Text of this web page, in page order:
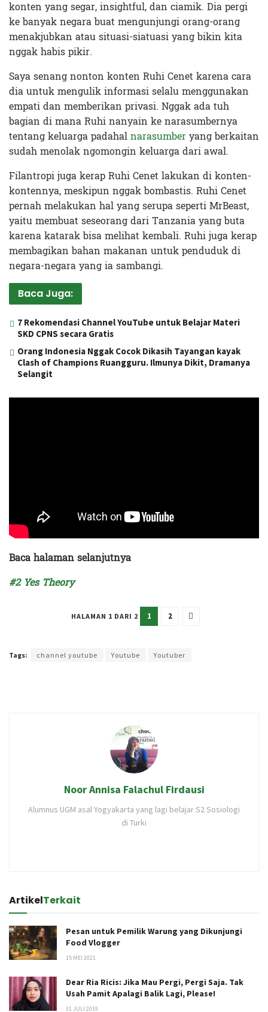
konten yang segar, insightful, dan ciamik. Dia pergi
ke banyak negara buat mengunjungi orang-orang
menakjubkan atau situasi-siatuasi yang bikin kita
nggak habis pikir.
Saya senang nonton konten Ruhi Cenet karena cara
dia untuk mengulik informasi selalu menggunakan
empati dan memberikan privasi. Nggak ada tuh
bagian di mana Ruhi nanyain ke narasumbernya
tentang keluarga padahalnarasumberyang berkaitan
sudah menolak ngomongin keluarga dari awal.
Filantropi juga kerap Ruhi Cenet lakukan di konten-
kontennya, meskipun nggak bombastis. Ruhi Cenet
pernah melakukan hal yang serupa seperti MrBeast,
yaitu membuat seseorang dari Tanzania yang buta
karena katarak bisa melihat kembali. Ruhi juga kerap
membagikan bahan makanan untuk penduduk di
negara-negara yang ia sambangi.
Baca Juga:
7 Rekomendasi Channel YouTube untuk Belajar Materi
SKD CPNS secara Gratis
Orang Indonesia Nggak Cocok Dikasih Tayangan kayak
Clash of Champions Ruangguru. Ilmunya Dikit, Dramanya
Selangit
Baca halaman selanjutnya
#2 Yes Theory
HALAMAN 1 DARI 2 1 2
Tags: channel youtube Youtube Youtuber
Noor Annisa Falachul Firdausi
Alumnus UGM asal Yogyakarta yang lagi belajar S2 Sosiologi
di Turki
ArtikelTerkait
Pesan untuk Pemilik Warung yang Dikunjungi
Food Vlogger
15 MEI 2021
Dear Ria Ricis: Jika Mau Pergi, Pergi Saja. Tak
Usah Pamit Apalagi Balik Lagi, Please!
31 JULI 2019